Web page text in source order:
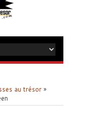
au trésor »